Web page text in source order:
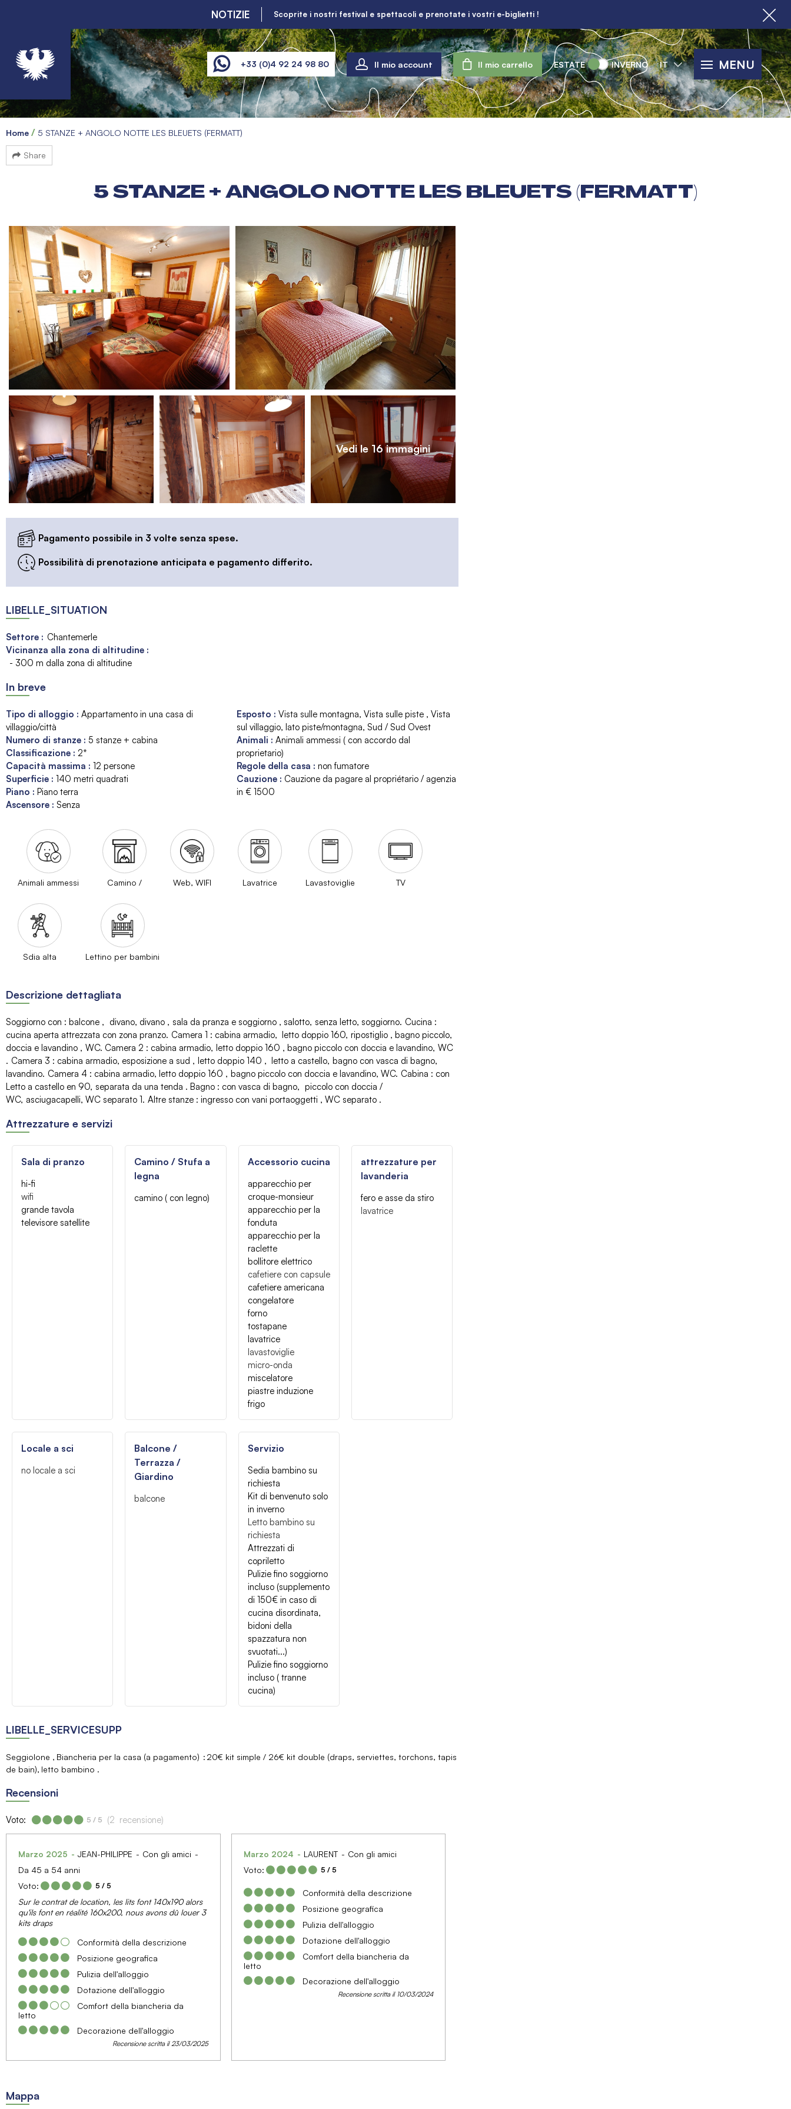
NOTIZIE Scoprite i nostri festival e spettacoli e prenotate i vostri e-biglietti !
+33 (0)4 92 24 98 80 Il mio account Il mio carrello ESTATE INVERNO IT MENU
Home 5 STANZE + ANGOLO NOTTE LES BLEUETS (FERMATT)
Share
5 STANZE + ANGOLO NOTTE LES BLEUETS (FERMATT)
Vedi le 16 immagini
1/
16
Pagamento possibile in 3 volte senza spese.
Possibilità di prenotazione anticipata e pagamento differito.
LIBELLE_SITUATION
Settore : Chantemerle
Vicinanza alla zona di altitudine :
- 300 m dalla zona di altitudine
In breve
Tipo di alloggio : Appartamento in una casa di
villaggio/città
Numero di stanze : 5 stanze + cabina
Classificazione : 2*
Capacità massima : 12 persone
Superficie : 140 metri quadrati
Piano : Piano terra
Ascensore : Senza
Esposto : Vista sulle montagna Vista sulle piste
Vista
sul villaggio lato piste/montagna Sud / Sud Ovest
Animali : Animali ammessi ( con accordo dal
proprietario)
Regole della casa : non fumatore
Cauzione : Cauzione da pagare al propriétario / agenzia
in € 1500
Animali ammessi Camino / Web, WIFI Lavatrice Lavastoviglie TV
Sdia alta Lettino per bambini
Descrizione dettagliata
Soggiorno con : balcone divano divano sala da pranza e soggiorno salotto senza letto soggiorno Cucina :
cucina aperta attrezzata con zona pranzo Camera 1 : cabina armadio letto doppio 160 ripostiglio
bagno piccolo,
doccia e lavandino
WC Camera 2 : cabina armadio letto doppio 160 bagno piccolo con doccia e lavandino WC
Camera 3 : cabina armadio esposizione a sud letto doppio 140 letto a castello bagno con vasca di bagno,
lavandino Camera 4 : cabina armadio letto doppio 160 bagno piccolo con doccia e lavandino WC Cabina : con
Letto a castello en 90 separata da una tenda Bagno : con vasca di bagno
piccolo con doccia /
WC asciugacapelli WC separato 1 Altre stanze : ingresso con vani portaoggetti WC separato
Attrezzature e servizi
Sala di pranzo
hi-fi
wifi
grande tavola
televisore satellite
Camino / Stufa a
legna
camino ( con legno)
Accessorio cucina
apparecchio per
croque-monsieur
apparecchio per la
fonduta
apparecchio per la
raclette
bollitore elettrico
cafetiere con capsule
cafetiere americana
congelatore
forno
tostapane
lavatrice
lavastoviglie
micro-onda
miscelatore
piastre induzione
frigo
attrezzature per
lavanderia
fero e asse da stiro
lavatrice
Locale a sci
no locale a sci
Balcone /
Terrazza /
Giardino
balcone
Servizio
Sedia bambino su
richiesta
Kit di benvenuto solo
in inverno
Letto bambino su
richiesta
Attrezzati di
copriletto
Pulizie fino soggiorno
incluso (supplemento
di 150€ in caso di
cucina disordinata,
bidoni della
spazzatura non
svuotati...)
Pulizie fino soggiorno
incluso ( tranne
cucina)
LIBELLE_SERVICESUPP
Seggiolone Biancheria per la casa (a pagamento)
20€ kit simple / 26€ kit double (draps, serviettes, torchons, tapis
de bain) letto bambino
Recensioni
Voto: 5 / 5 (2 recensione)
Marzo 2025 JEAN-PHILIPPE
Con gli amici
Da 45 a 54 anni
Voto:
5 / 5
Sur le contrat de location, les lits font 140x190 alors
qu'ils font en réalité 160x200, nous avons dû louer 3
kits draps
Conformità della descrizione
Posizione geografica
Pulizia dell'alloggio
Dotazione dell'alloggio
Comfort della biancheria da
letto
Decorazione dell'alloggio
Recensione scritta il 23/03/2025
Marzo 2024 LAURENT
Con gli amici
Voto:
5 / 5
Conformità della descrizione
Posizione geografica
Pulizia dell'alloggio
Dotazione dell'alloggio
Comfort della biancheria da
letto
Decorazione dell'alloggio
Recensione scritta il 10/03/2024
Mappa